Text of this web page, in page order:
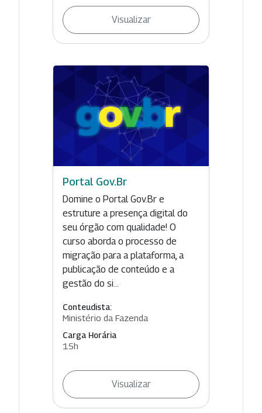
Visualizar
Portal Gov.Br
Domine o Portal Gov.Br e
estruture a presença digital do
seu órgão com qualidade! O
curso aborda o processo de
migração para a plataforma, a
publicação de conteúdo e a
gestão do si...
Conteudista:
Ministério da Fazenda
Carga Horária
15h
Visualizar